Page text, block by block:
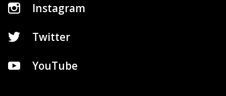
Instagram
Twitter
YouTube